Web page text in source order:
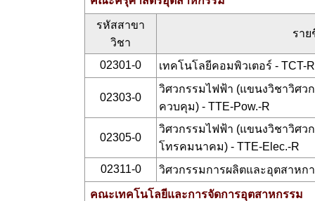
รหัสสาขา
วิชา
รา
02301-0 เทคโนโลยีคอมพิวเตอร์ - TCT-R
02303-0
วิศวกรรมไฟฟ้า (แขนงวิชาวิศว
ควบคุม) - TTE-Pow.-R
02305-0
วิศวกรรมไฟฟ้า (แขนงวิชาวิศว
โทรคมนาคม) - TTE-Elec.-R
02311-0
วิศวกรรมการผลิตและอุตสาหกา
คณะเทคโนโลยีและการจัดการอุตสาหกรรม